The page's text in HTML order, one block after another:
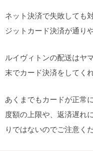
ネット決済で失敗しても
ジットカード決済が通り
ルイヴィトンの配送はヤ
末でカード決済をしてくれ
あくまでもカードが正常
度額の上限や、返済遅れ
りではないのでご注意くだ